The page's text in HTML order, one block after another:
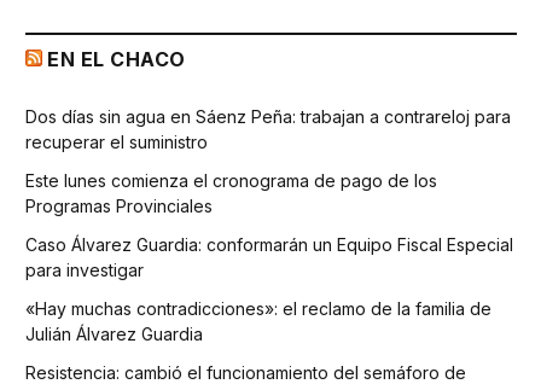
EN EL CHACO
Dos días sin agua en Sáenz Peña: trabajan a contrareloj para
recuperar el suministro
Este lunes comienza el cronograma de pago de los
Programas Provinciales
Caso Álvarez Guardia: conformarán un Equipo Fiscal Especial
para investigar
«Hay muchas contradicciones»: el reclamo de la familia de
Julián Álvarez Guardia
Resistencia: cambió el funcionamiento del semáforo de